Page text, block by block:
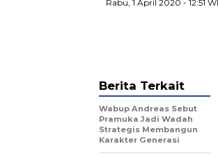
Rabu, 1 April 2020 - 12:51
Berita Terkait
Wabup Andreas Sebut
Pramuka Jadi Wadah
Strategis Membangun
Karakter Generasi ‎